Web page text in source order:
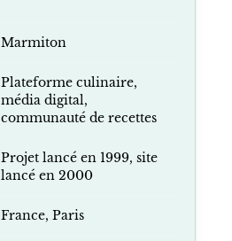
Marmiton
Plateforme culinaire,
média digital,
communauté de recettes
Projet lancé en 1999, site
lancé en 2000
France, Paris